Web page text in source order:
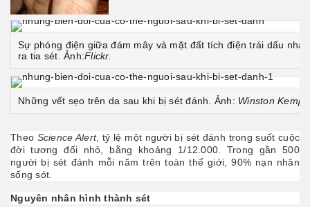
Sự phóng điện giữa đám mây và mặt đất tích điện trái dấu
ra tia sét. Ảnh:Flickr.
Những vết sẹo trên da sau khi bị sét đánh. Ảnh: Winston Kemp.
Theo Science Alert, tỷ lệ một người bị sét đánh trong suốt cuộc
đời tương đối nhỏ, bằng khoảng 1/12.000. Trong gần 500
người bị sét đánh mỗi năm trên toàn thế giới, 90% nạn nhân
sống sót.
Nguyên nhân hình thành sét